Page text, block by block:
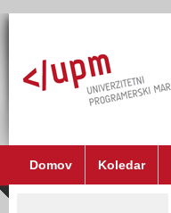
Domov Koledar